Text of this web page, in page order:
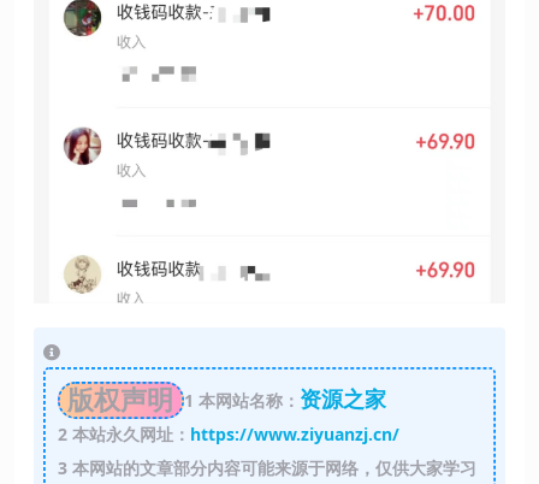
版权声明 1 本网站名称： 资源之家
2本站永久网址： https://www.ziyuanzj.cn/
3本网站的文章部分内容可能来源于网络，仅供大家学习